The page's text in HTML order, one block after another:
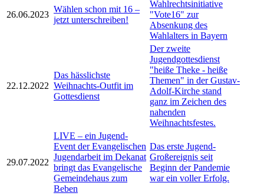
26.06.2023
Wählen schon mit 16 –
jetzt unterschreiben!
Wahlrechtsinitiative
"Vote16" zur
Absenkung des
Wahlalters in Bayern
22.12.2022
Das hässlichste
Weihnachts-Outfit im
Gottesdienst
Der zweite
Jugendgottesdienst
"heiße Theke - heiße
Themen" in der Gustav-
Adolf-Kirche stand
ganz im Zeichen des
nahenden
Weihnachtsfestes.
29.07.2022
LIVE – ein Jugend-
Event der Evangelischen
Jugendarbeit im Dekanat
bringt das Evangelische
Gemeindehaus zum
Beben
Das erste Jugend-
Großereignis seit
Beginn der Pandemie
war ein voller Erfolg.